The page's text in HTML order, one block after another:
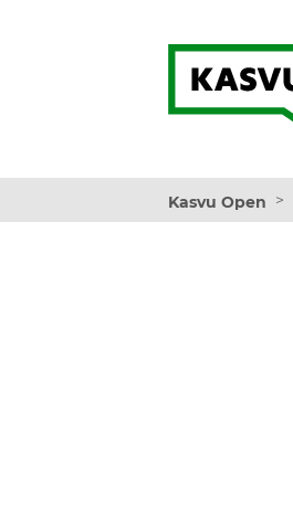
Kasvu Open
Kasvu Open >